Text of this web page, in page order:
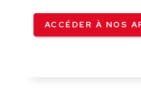
ACCÉDER À NOS